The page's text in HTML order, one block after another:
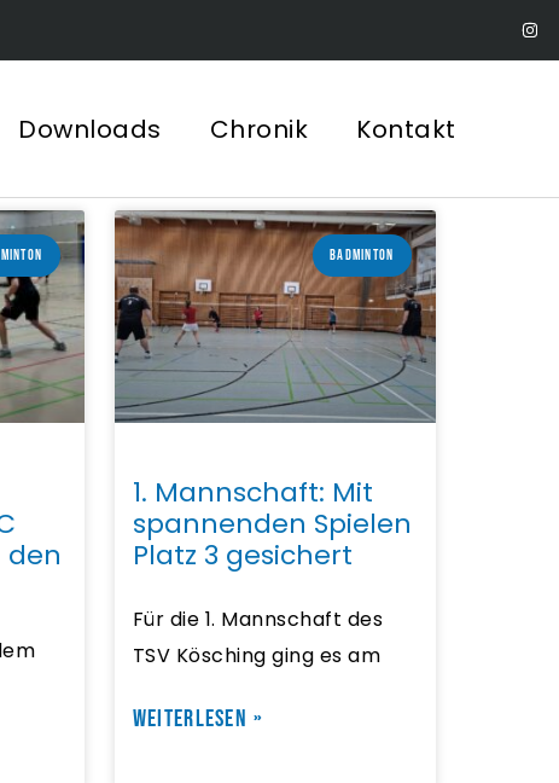
Downloads Chronik Kontakt
den
BADMINTON
1. Mannschaft: Mit
spannenden Spielen
Platz 3 gesichert
Für die 1. Mannschaft des
TSV Kösching ging es am
WEITERLESEN »